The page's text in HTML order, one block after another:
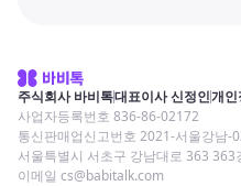
주식회사 바비톡대표이사 신정인개인
사업자등록번호 836-86-02172
통신판매업신고번호 2021-서울강남-
서울특별시 서초구 강남대로 363 363
이메일 cs@babitalk.com